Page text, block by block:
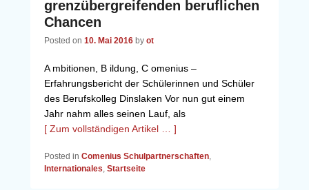
grenzübergreifenden beruflichen
Chancen
Posted on 10. Mai 2016 by ot
A mbitionen, B ildung, C omenius –
Erfahrungsbericht der Schülerinnen und Schüler
des Berufskolleg Dinslaken Vor nun gut einem
Jahr nahm alles seinen Lauf, als
[ Zum vollständigen Artikel … ]
Posted in Comenius Schulpartnerschaften,
Internationales, Startseite